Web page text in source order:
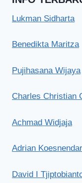
Lukman Sidharta
Benedikta Maritza
Pujihasana Wijaya
Charles Christian
Achmad Widjaja
Adrian Koesnendar
David I